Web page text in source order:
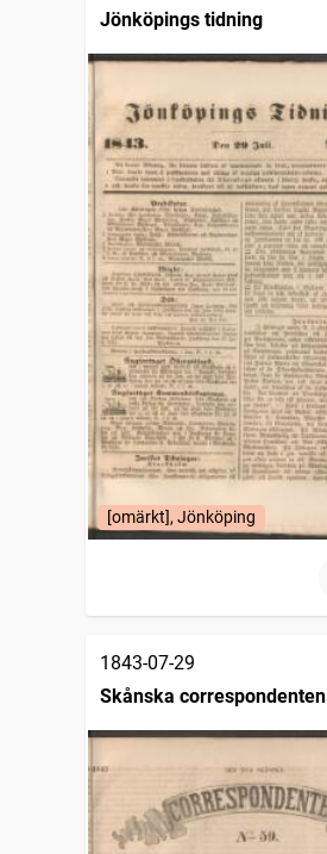
Jönköpings tidning
[omärkt], Jönköping
1843-07-29
Skånska correspondenten